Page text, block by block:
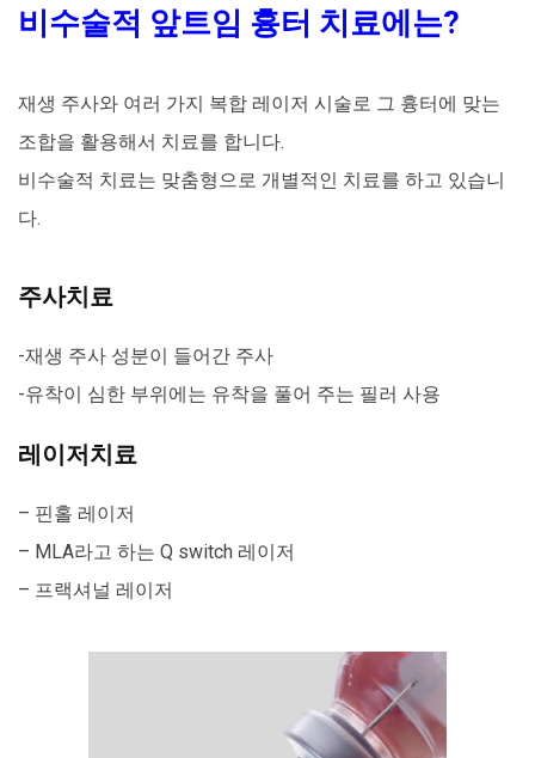
비수술적 앞트임 흉터 치료에는?
재생 주사와 여러 가지 복합 레이저 시술로 그 흉터에 맞는
조합을 활용해서 치료를 합니다.
비수술적 치료는 맞춤형으로 개별적인 치료를 하고 있습니
다.
주사치료
-재생 주사 성분이 들어간 주사
-유착이 심한 부위에는 유착을 풀어 주는 필러 사용
레이저치료
– 핀홀 레이저
– MLA라고 하는 Q switch 레이저
– 프랙셔널 레이저